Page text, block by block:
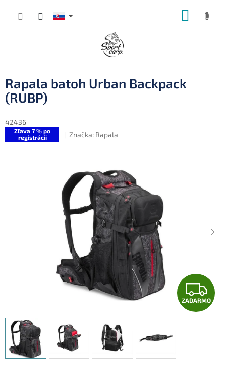
Rapala batoh Urban Backpack
(RUBP)
42436
Zľava 7 % po
registrácii
Značka: Rapala
Z
A
ZADARMO